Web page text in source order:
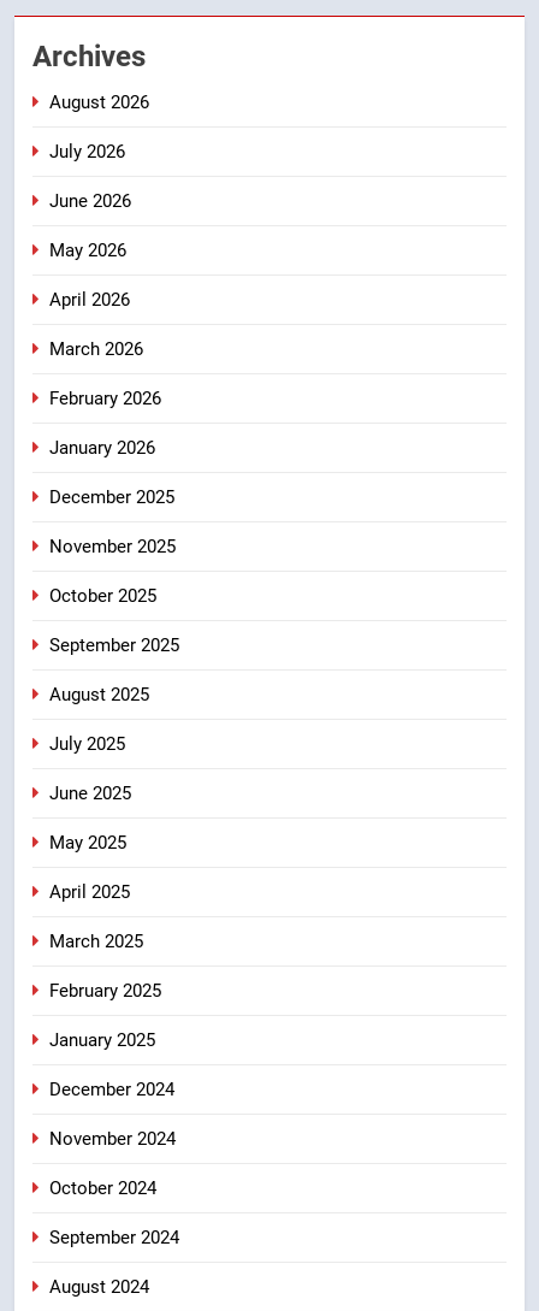
मुख्यमंत्री धामी के प्रयासों से बनबसा रेलवे
6
7
8
Archives
August 2026
July 2026
June 2026
May 2026
April 2026
March 2026
February 2026
January 2026
December 2025
November 2025
October 2025
September 2025
August 2025
July 2025
June 2025
May 2025
April 2025
March 2025
February 2025
January 2025
December 2024
November 2024
October 2024
September 2024
August 2024